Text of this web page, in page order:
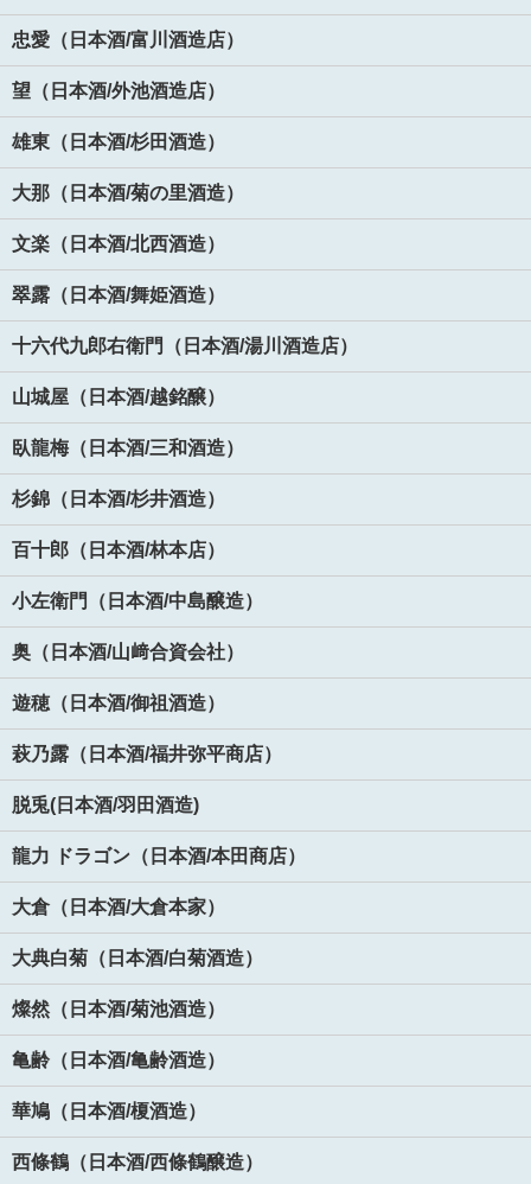
忠愛（日本酒/富川酒造店）
望（日本酒/外池酒造店）
雄東（日本酒/杉田酒造）
大那（日本酒/菊の里酒造）
文楽（日本酒/北西酒造）
翠露（日本酒/舞姫酒造）
十六代九郎右衛門（日本酒/湯川酒造店）
山城屋（日本酒/越銘醸）
臥龍梅（日本酒/三和酒造）
杉錦（日本酒/杉井酒造）
百十郎（日本酒/林本店）
小左衛門（日本酒/中島醸造）
奥（日本酒/山﨑合資会社）
遊穂（日本酒/御祖酒造）
萩乃露（日本酒/福井弥平商店）
脱兎(日本酒/羽田酒造)
龍力 ドラゴン（日本酒/本田商店）
大倉（日本酒/大倉本家）
大典白菊（日本酒/白菊酒造）
燦然（日本酒/菊池酒造）
亀齢（日本酒/亀齢酒造）
華鳩（日本酒/榎酒造）
西條鶴（日本酒/西條鶴醸造）